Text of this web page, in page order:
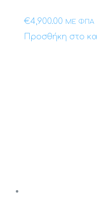
€4,900.00 ΜΕ ΦΠΑ
Προσθήκη στο